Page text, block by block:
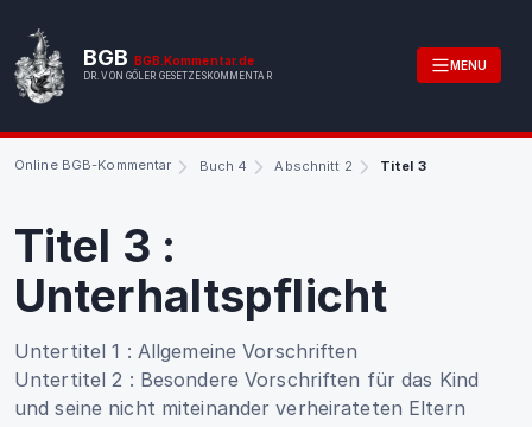
BGB BGB.Kommentar.de
DR. VON GÖLER GESETZESKOMMENTAR
MENU
Online BGB-Kommentar Buch 4 Abschnitt 2 Titel 3
Titel 3 :
Unterhaltspflicht
Untertitel 1 : Allgemeine Vorschriften
Untertitel 2 : Besondere Vorschriften für das Kind
und seine nicht miteinander verheirateten Eltern